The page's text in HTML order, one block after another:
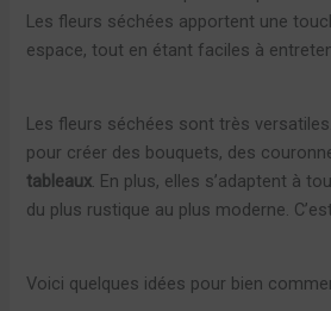
Les fleurs séchées apportent une
espace, tout en étant faciles à
Les fleurs séchées sont très
pour créer des bouquets, des
tableaux. En plus, elles s’adaptent à
du plus rustique au plus moderne.
Voici quelques idées pour bien